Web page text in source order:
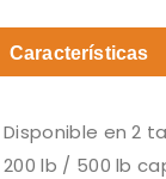
Características
Disponible en 2
200 lb / 500 lb